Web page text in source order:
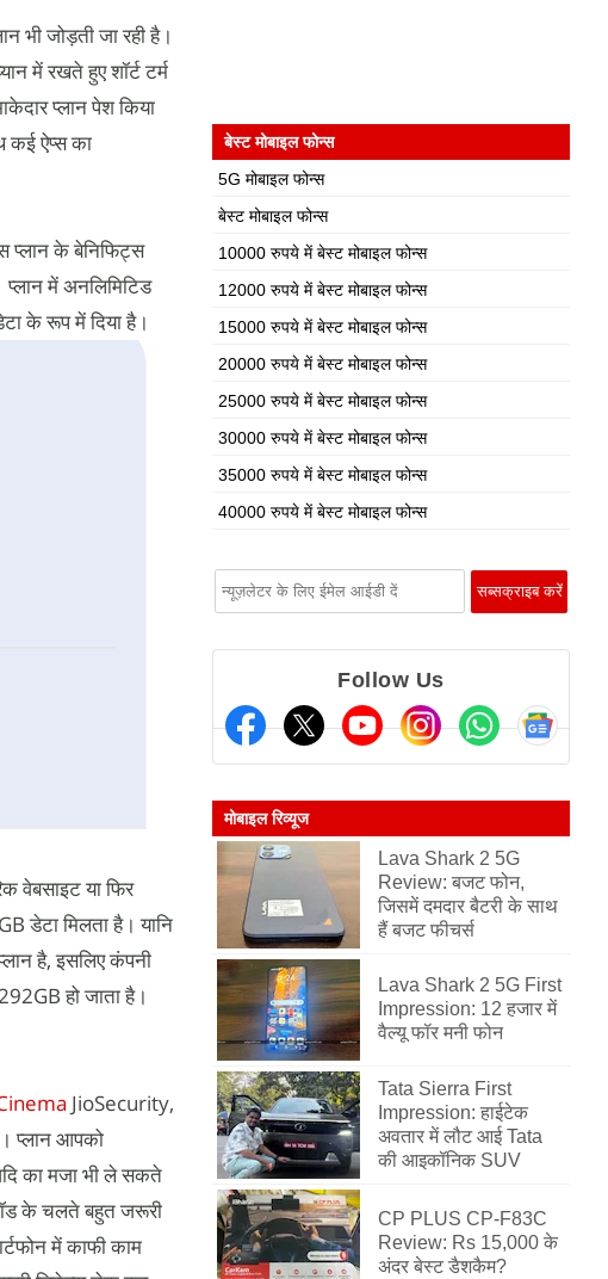
भी जोड़ती जा रही है।
में रखते हुए शॉर्ट टर्म
प्लान पेश किया
कई ऐप्स का
प्लान के बेनिफिट्स
में अनलिमिटिड
के रूप में दिया है।
वेबसाइट या फिर
डेटा मिलता है। यानि
है, इसलिए कंपनी
हो जाता है।
JioSecurity,
प्लान आपको
का मजा भी ले सकते
के चलते बहुत जरूरी
में काफी काम
बेस्ट मोबाइल फोन्स
5G मोबाइल फोन्स
बेस्ट मोबाइल फोन्स
10000 रुपये में बेस्ट मोबाइल फोन्स
12000 रुपये में बेस्ट मोबाइल फोन्स
15000 रुपये में बेस्ट मोबाइल फोन्स
20000 रुपये में बेस्ट मोबाइल फोन्स
25000 रुपये में बेस्ट मोबाइल फोन्स
30000 रुपये में बेस्ट मोबाइल फोन्स
35000 रुपये में बेस्ट मोबाइल फोन्स
40000 रुपये में बेस्ट मोबाइल फोन्स
Follow Us
मोबाइल रिव्यूज
Lava Shark 2 5G
Review: बजट फोन,
जिसमें दमदार बैटरी के साथ
हैं बजट फीचर्स
Lava Shark 2 5G First
Impression: 12 हजार में
वैल्यू फॉर मनी फोन
Tata Sierra First
Impression: हाईटेक
अवतार में लौट आई Tata
की आइकॉनिक SUV
CP PLUS CP-F83C
Review: Rs 15,000 के
अंदर बेस्ट डैशकैम?